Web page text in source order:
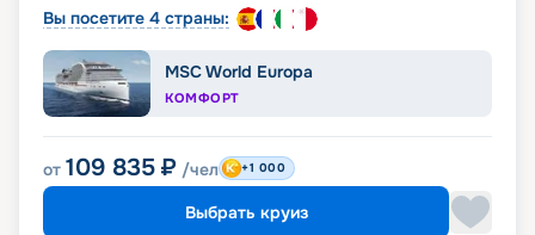
Вы посетите 4 страны:
MSC World Europa
КОМФОРТ
от 109 835 ₽ /чел +1 000
Выбрать круиз